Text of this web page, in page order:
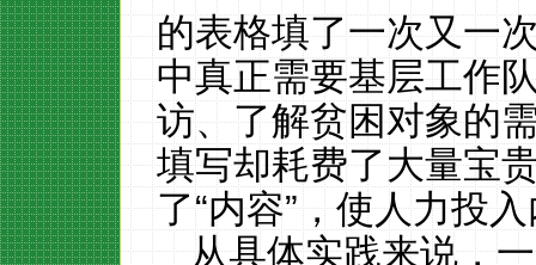
的表格填了一次又一
中真正需要基层工作
访、了解贫困对象的
填写却耗费了大量宝
了“内容”，使人力投
从具体实践来说，